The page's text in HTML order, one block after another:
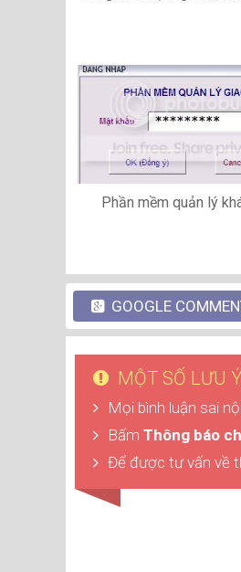
Phần mềm quản lý
GOOGLE
MỘT SỐ LƯU
Mọi bình luận sai
Bấm Thông báo
Để được tư vấn về